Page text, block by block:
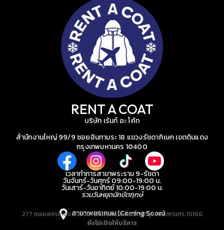
RENT A COAT
บริษัท เร้นท์ อะ โค้ท
สำนักงานใหญ่ 99/9 ซอยอินทามระ 18 แขวงรัชดาภิเษก เขตดินแดง
กรุงเทพมหานคร 10400
เวลาทำการสาขาพระราม 9-รัชดา
วันจันทร์-วันศุกร์ 09:00-19:00 น.
วันเสาร์-วันอาทิตย์ 10:00-19:00 น.
รวมวันหยุดนักขัตฤกษ์
สาขาเพชรเกษม (Coming Soon)
277 ถนนเพชรเกษม แขวงบางหว้า เขตภาษีเจริญ กรุงเทพมหานคร 10160
ยังไม่เปิดให้บริการ